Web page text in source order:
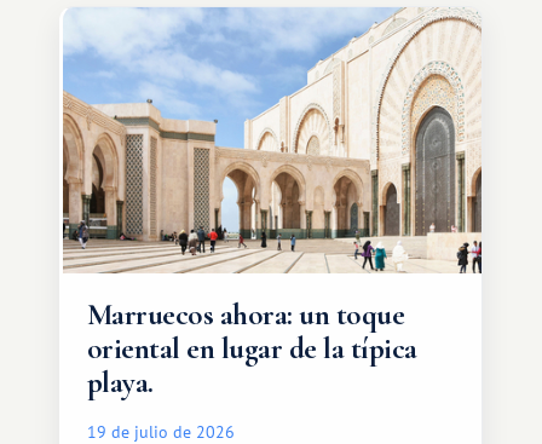
Marruecos ahora: un toque
oriental en lugar de la típica
playa.
19 de julio de 2026